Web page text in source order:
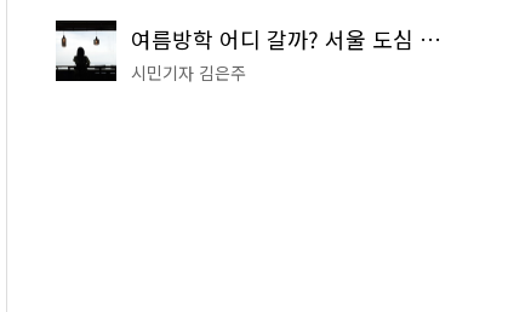
여름방학 어디 갈까? 서울 도심 무료 실내 여행 코스 추천
시민기자 김은주